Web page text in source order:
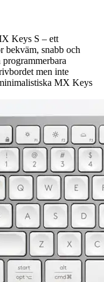
Keys S – ett
bekväm, snabb och
men inte
MX Keys